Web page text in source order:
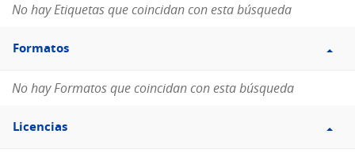
No hay Etiquetas que coincidan con esta búsqueda
Filtro
Formatos
Formatos
No hay Formatos que coincidan con esta búsqueda
Filtro
Licencias
Licencias